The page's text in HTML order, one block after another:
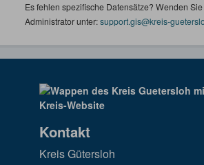
Es fehlen spezifische Datensätze? Wenden
Administrator unter:support.gis@kreis-
Kontakt
Kreis Gütersloh